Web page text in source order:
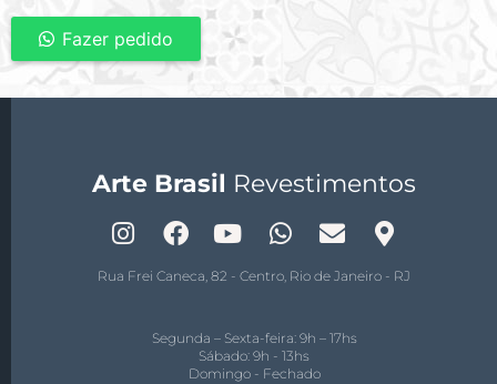
Fazer pedido
Arte Brasil Revestimentos
Rua Frei Caneca, 82 - Centro, Rio de Janeiro - RJ
Segunda – Sexta-feira: 9h – 17hs
Sábado: 9h - 13hs
Domingo - Fechado